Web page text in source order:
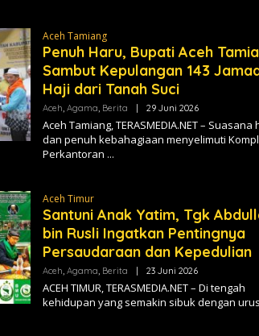
M
E
D
I
A
Aceh Tamiang
Penuh Haru, Bupati Aceh
Sambut Kepulangan 143
Haji dari Tanah Suci
Aceh, Agama, Berita 29 Juni 2026O
H
M
E
D
A
Aceh Tamiang, TERASMEDIA.NET – Suasana
dan penuh kebahagiaan menyelimuti
Perkantoran
Aceh Timur
Santuni Anak Yatim, Tgk
bin Rusli Ingatkan Pentingnya
Persaudaraan dan Kepedulian
Aceh, Agama, Berita 23 Juni 2026O
L
E
H
ACEH TIMUR, TERASMEDIA.NET – Di tengah
kehidupan yang semakin sibuk dengan